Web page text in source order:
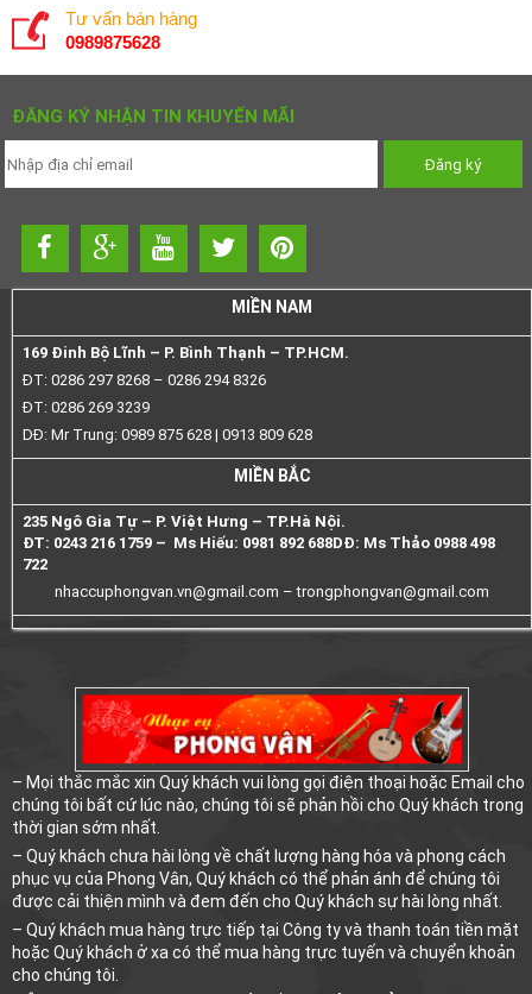
Tư vấn bán hàng
0989875628
ĐĂNG KÝ NHẬN TIN KHUYẾN MÃI
MIỀN NAM
169 Đinh Bộ Lĩnh – P. Bình Thạnh – TP.HCM.
ĐT: 0286 297 8268 – 0286 294 8326
ĐT: 0286 269 3239
DĐ: Mr Trung: 0989 875 628 | 0913 809 628
MIỀN BẮC
235 Ngô Gia Tự – P. Việt Hưng – TP.Hà Nội.
ĐT: 0243 216 1759 – Ms Hiếu: 0981 892 688DĐ: Ms Thảo 0988 498
722
nhaccuphongvan.vn@gmail.com –trongphongvan@gmail.com
– Mọi thắc mắc xin Quý khách vui lòng gọi điện thoại hoặc Email cho
chúng tôi bất cứ lúc nào, chúng tôi sẽ phản hồi cho Quý khách trong
thời gian sớm nhất.
– Quý khách chưa hài lòng về chất lượng hàng hóa và phong cách
phục vụ của Phong Vân, Quý khách có thể phản ánh để chúng tôi
được cải thiện mình và đem đến cho Quý khách sự hài lòng nhất.
– Quý khách mua hàng trực tiếp tại Công ty và thanh toán tiền mặt
hoặc Quý khách ở xa có thể mua hàng trực tuyến và chuyển khoản
cho chúng tôi.